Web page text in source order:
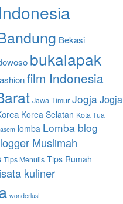
Bekasi
bukalapak
film Indonesia
Jawa Timur JogjaJogja
Korea Selatan Kota Tua
lomba Lomba blog
Muslimah
Tips Menulis Tips Rumah
kuliner
wonderlust